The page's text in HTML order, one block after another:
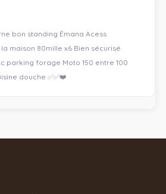
bon standing Émana Acess
maison 80mille x6 Bien sécurisé
parking forage Moto 150 entre 100
douche ✅✅❤️